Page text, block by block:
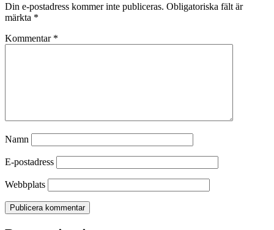
Din e-postadress kommer inte publiceras. Obligatoriska fält är
märkta *
Kommentar *
Namn
E-postadress
Webbplats